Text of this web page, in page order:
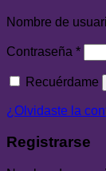
Nombre de
Contraseña *
Recuérdame
¿Olvidaste la
Registrarse